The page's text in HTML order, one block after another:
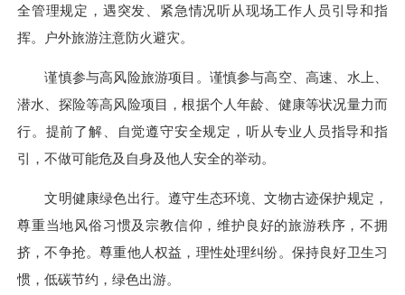
全管理规定，遇突发、紧急情况听从现场工作人员引导和指
挥。户外旅游注意防火避灾。
谨慎参与高风险旅游项目。谨慎参与高空、高速、水上、
潜水、探险等高风险项目，根据个人年龄、健康等状况量力而
行。提前了解、自觉遵守安全规定，听从专业人员指导和指
引，不做可能危及自身及他人安全的举动。
文明健康绿色出行。遵守生态环境、文物古迹保护规定，
尊重当地风俗习惯及宗教信仰，维护良好的旅游秩序，不拥
挤，不争抢。尊重他人权益，理性处理纠纷。保持良好卫生习
惯，低碳节约，绿色出游。